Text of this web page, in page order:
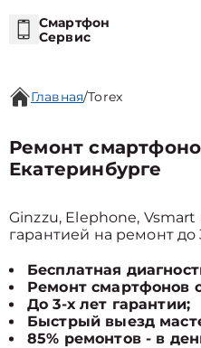
Смартфон
Сервис
Главная/Torex
Ремонт
Екатеринбурге
Ginzzu, Elephone,
гарантией на ремонт до
Бесплатная
Ремонт смартфонов
До 3-х лет гарантии;
Быстрый выезд
85% ремонтов - в